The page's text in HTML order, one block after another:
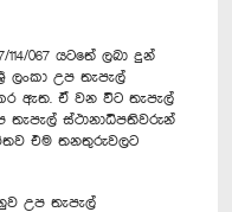
067 යටතේ ලබා දුන්
ලංකා උප තැපැල්
ඇත. ඒ වන විට තැපැල්
තැපැල් ස්ථානාධිපතිවරුන්
සහිතව එම තනතුරුවලට
උප තැපැල්